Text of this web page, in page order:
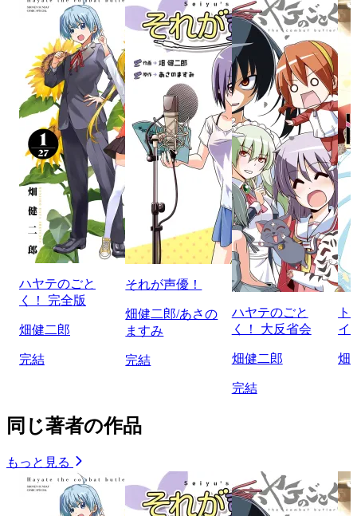
ハヤテのごと
く！ 完全版
畑健二郎
完結
それが声優！
畑健二郎/あさの
ますみ
完結
ハヤテのごと
く！ 大反省会
畑健二郎
完結
ト
イ
畑
同じ著者の作品
もっと見る